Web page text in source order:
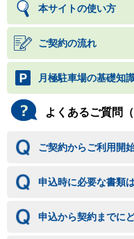
本サイトの使い方
ご契約の流れ
月極駐車場の基礎知
よくあるご質問
ご契約からご利用開
申込時に必要な書類
申込から契約までに